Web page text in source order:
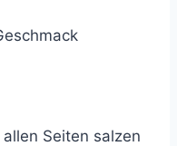
Seiten salzen